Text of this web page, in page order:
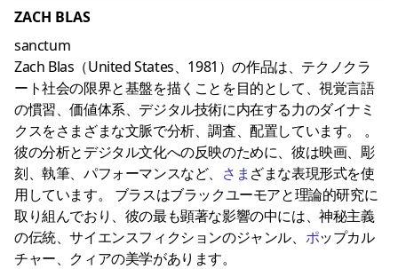
ZACH BLAS
sanctum
Zach Blas（United States、1981）の作品は、テクノクラ
ート社会の限界と基盤を描くことを目的として、視覚言語
の慣習、価値体系、デジタル技術に内在する力のダイナミ
クスをさまざまな文脈で分析、調査、配置しています。 。
彼の分析とデジタル文化への反映のために、彼は映画、彫
刻、執筆、パフォーマンスなど、 さま ざまな表現形式を使
用しています。 ブラスはブラックユーモアと理論的研究に
取り組んでおり、彼の最も顕著な影響の中には、神秘主義
の伝統、サイエンスフィクションのジャンル、 ポップカル
チャー、クィアの美学があります。